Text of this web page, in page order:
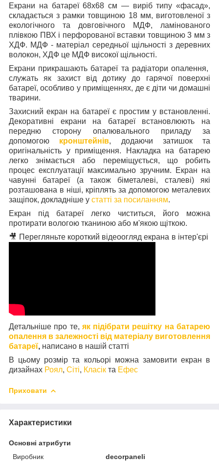
Екрани на батареї 68х68 см — виріб типу «фасад»,
складається з рамки товщиною 18 мм, виготовленої з
екологічного та довговічного МДФ, ламінованого
плівкою ПВХ і перфорованої вставки товщиною 3 мм з
ХДФ. МДФ - матеріал середньої щільності з деревних
волокон, ХДФ це МДФ високої щільності.
Екрани прикрашають батареї та радіатори опалення,
служать як захист від дотику до гарячої поверхні
батареї, особливо у приміщеннях, де є діти чи домашні
тварини.
Захисний екран на батареї є простим у встановленні.
Декоративні екрани на батареї встановлюють на
передню сторону опалювального приладу за
допомогою кронштейнів, додаючи затишок та
оригінальність у приміщення. Накладка на батарею
легко знімається або переміщується, що робить
процес експлуатації максимально зручним. Екран на
чавунні батареї (а також біметалеві, сталеві) які
розташована в ніші, кріплять за допомогою металевих
защіпок, докладніше у статті за посиланням.
Екран під батареї легко чиститься, його можна
протирати вологою тканиною або м'якою щіткою.
🎥 Перегляньте короткий відеоогляд екрана в інтер'єрі
Детальніше про те, як підібрати решітку на батарею
опалення в залежності від матеріалу виготовлення
батареї, написано в нашій статті
В цьому розмір та кольорі можна замовити екран в
дизайнах Роял, Сіті, Класік та Ефес
Приховати
Характеристики
Основні атрибути
Виробник
decorpaneli